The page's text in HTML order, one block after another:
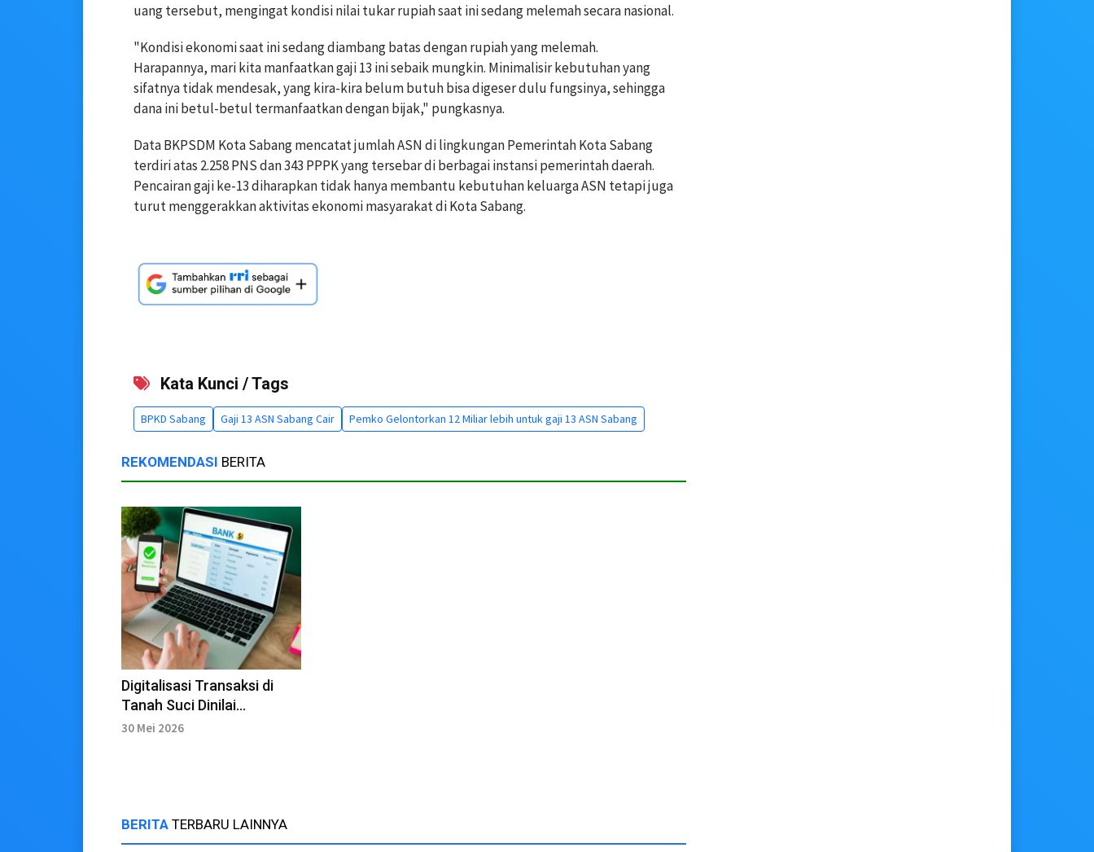
uang tersebut, mengingat kondisi nilai tukar rupiah saat ini sedang melemah secara nasional.
"Kondisi ekonomi saat ini sedang diambang batas dengan rupiah yang melemah.
Harapannya, mari kita manfaatkan gaji 13 ini sebaik mungkin. Minimalisir kebutuhan yang
sifatnya tidak mendesak, yang kira-kira belum butuh bisa digeser dulu fungsinya, sehingga
dana ini betul-betul termanfaatkan dengan bijak," pungkasnya.
Data BKPSDM Kota Sabang mencatat jumlah ASN di lingkungan Pemerintah Kota Sabang
terdiri atas 2.258 PNS dan 343 PPPK yang tersebar di berbagai instansi pemerintah daerah.
Pencairan gaji ke-13 diharapkan tidak hanya membantu kebutuhan keluarga ASN tetapi juga
turut menggerakkan aktivitas ekonomi masyarakat di Kota Sabang.
Kata Kunci / Tags
BPKD Sabang Gaji 13 ASN Sabang Cair Pemko Gelontorkan 12 Miliar lebih untuk gaji 13 ASN Sabang
REKOMENDASI BERITA
Digitalisasi Transaksi di
Tanah Suci Dinilai
Tingkatkan Keamanan
30 Mei 2026
BERITA TERBARU LAINNYA